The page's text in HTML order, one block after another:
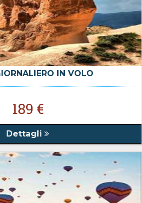
IN VOLO
189 €
Dettagli